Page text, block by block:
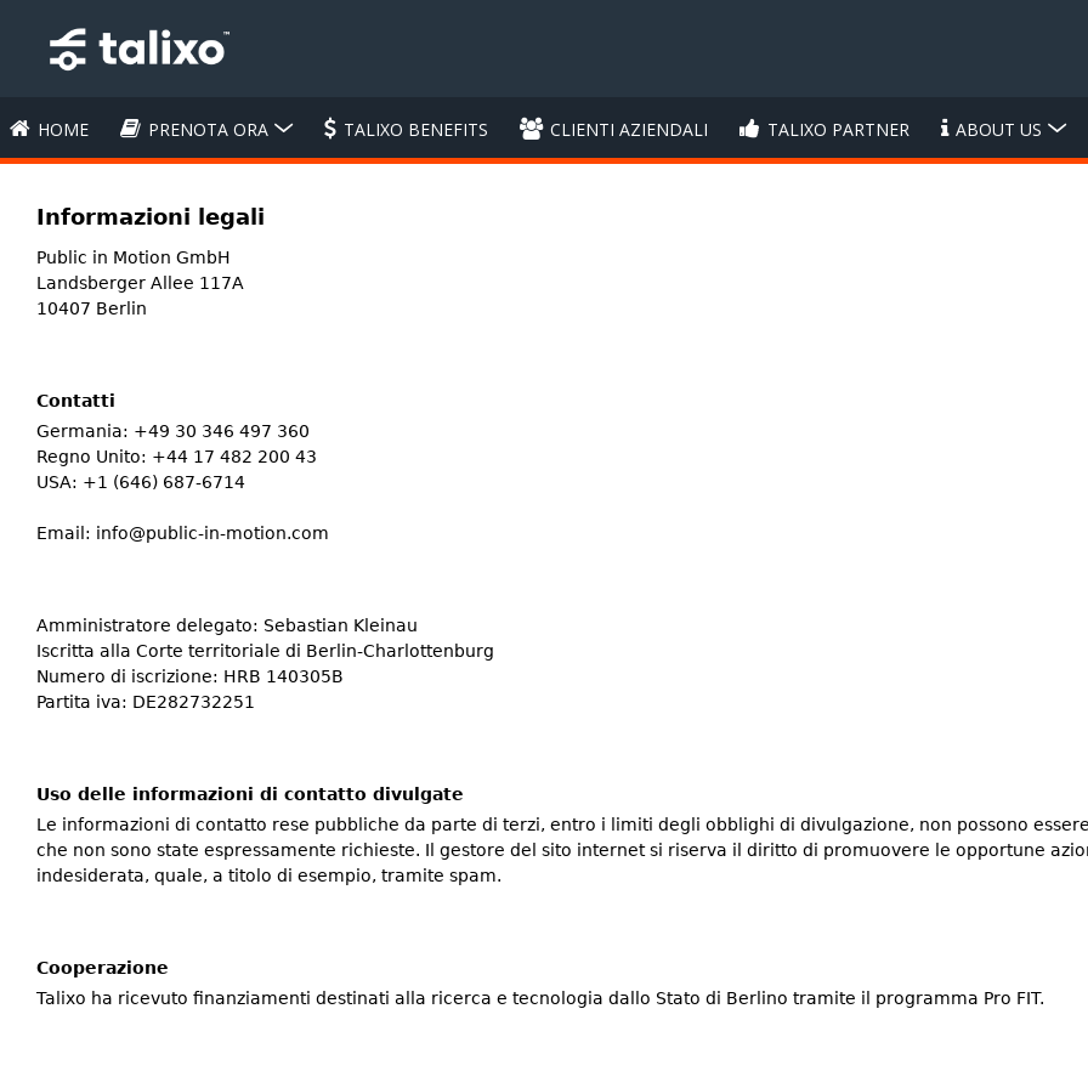
HOME PRENOTA ORA TALIXO BENEFITS CLIENTI AZIENDALI TALIXO PARTNER ABOUT US
Informazioni legali
Public in Motion GmbH
Landsberger Allee 117A
10407 Berlin
Contatti
Germania: +49 30 346 497 360
Regno Unito: +44 17 482 200 43
USA: +1 (646) 687-6714
Email: info@public-in-motion.com
Amministratore delegato: Sebastian Kleinau
Iscritta alla Corte territoriale di Berlin-Charlottenburg
Numero di iscrizione: HRB 140305B
​P​artita iva: DE282732251
Uso delle informazioni di contatto divulgate
Le informazioni di contatto rese pubbliche da parte di terzi, entro i limiti degli obblighi di divulgazione, non possono
che non sono state espressamente richieste. Il gestore del sito internet si riserva il diritto di promuovere le opportune
indesiderata, quale, a titolo di esempio, tramite spam.
Cooperazione
Talixo ha ricevuto finanziamenti destinati alla ricerca e tecnologia dallo Stato di Berlino tramite il programma Pro FIT.